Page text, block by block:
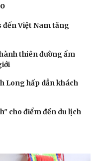
đến Việt Nam tăng
thiên đường ẩm
Long hấp dẫn khách
cho điểm đến du lịch